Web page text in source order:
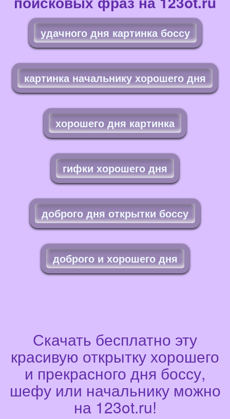
удачного дня картинка боссу
картинка начальнику хорошего дня
хорошего дня картинка
гифки хорошего дня
доброго дня открытки боссу
доброго и хорошего дня
Скачать бесплатно эту
красивую открытку хорошего
и прекрасного дня боссу,
шефу или начальнику можно
на 123ot.ru!